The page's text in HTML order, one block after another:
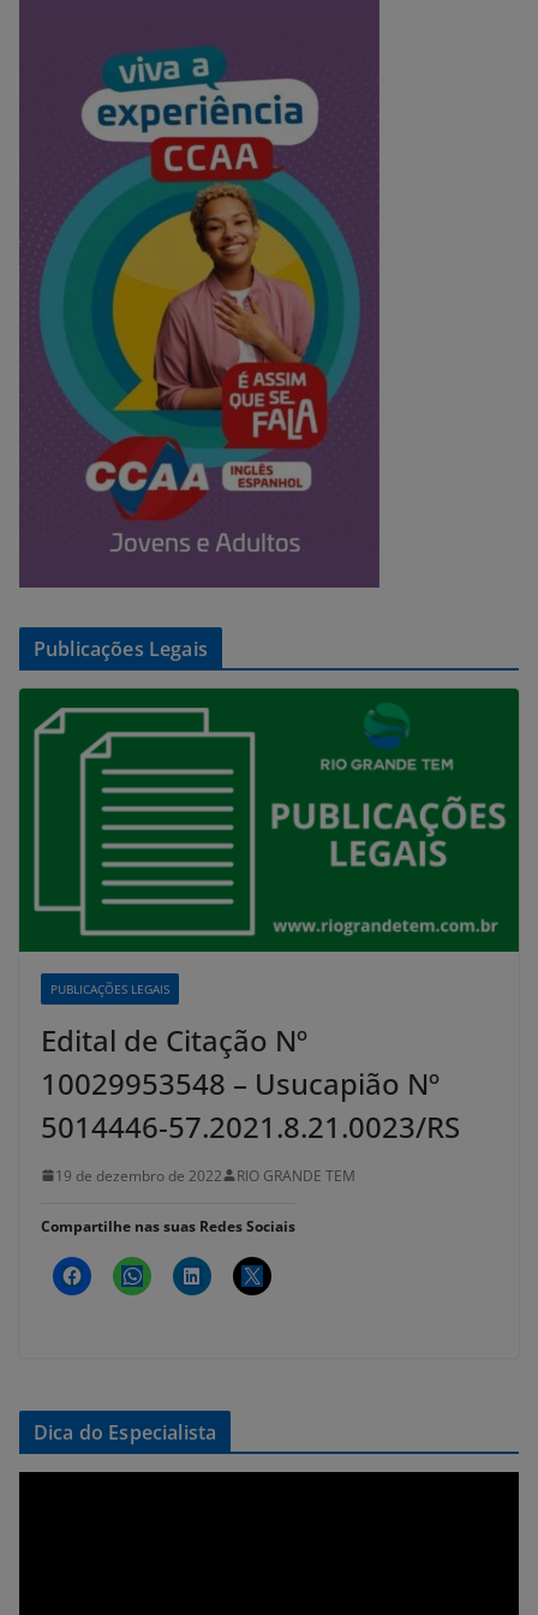
Publicações Legais
PUBLICAÇÕES LEGAIS
Edital de Citação Nº
10029953548 – Usucapião Nº
5014446-57.2021.8.21.0023/RS
19 de dezembro de 2022 RIO GRANDE TEM
Compartilhe nas suas Redes Sociais
Dica do Especialista